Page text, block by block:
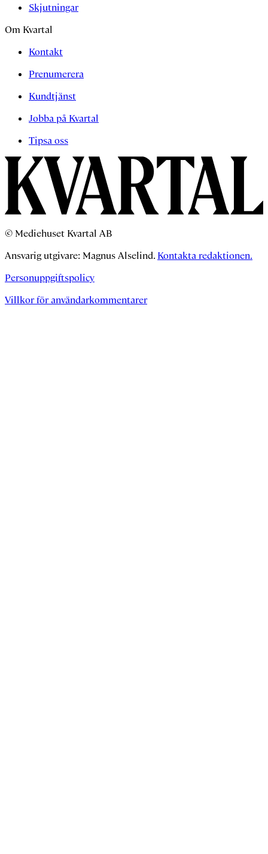
Skjutningar
Om Kvartal
Kontakt
Prenumerera
Kundtjänst
Jobba på Kvartal
Tipsa oss
© Mediehuset Kvartal AB
Ansvarig utgivare: Magnus Alselind. Kontakta redaktionen.
Personuppgiftspolicy
Villkor för användarkommentarer